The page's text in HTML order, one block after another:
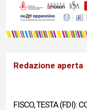
Redazione aperta
FISCO, TESTA (FDI):